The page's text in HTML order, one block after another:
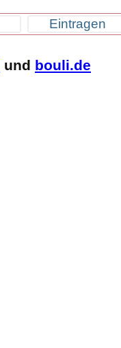
Eintragen
und bouli.de